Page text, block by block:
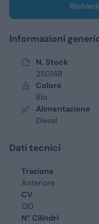
Informazioni
N. Stock
2110148
Colore
Blu
Alimentazione
Diesel
Dati tecnici
Trazione
Anteriore
CV
130
N° Cilindri